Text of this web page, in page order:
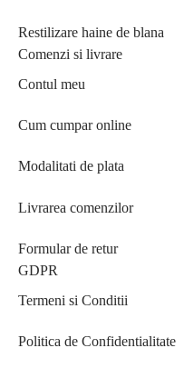
Restilizare haine de blana
Comenzi si livrare
Contul meu
Cum cumpar online
Modalitati de plata
Livrarea comenzilor
Formular de retur
GDPR
Termeni si Conditii
Politica de Confidentialitate